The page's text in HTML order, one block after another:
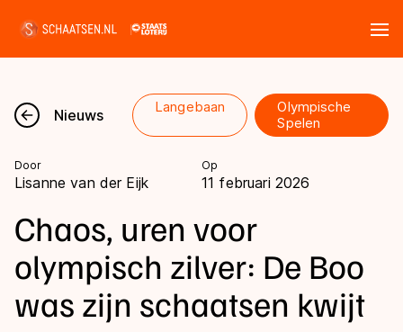
Nieuws
Kalender
Disciplines
Marathon
Langebaan
Uitslagen
Nieuws Langebaan
Olympische
Spelen
Door
Lisanne van der Eijk
Op
11 februari 2026
Chaos, uren voor
olympisch zilver: De Boo
was zijn schaatsen kwijt